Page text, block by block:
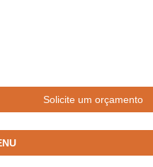
Viária
Empresa
Borracha para Condomínio
Solicite um orçamento